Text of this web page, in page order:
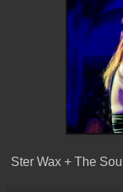
Ster Wax + The